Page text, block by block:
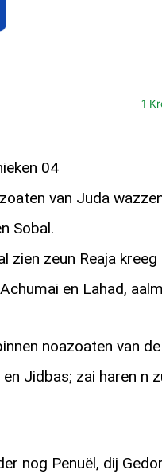
1
04
van Juda
Sobal.
zien zeun Reaja
en Lahad,
noazoaten van
Jidbas; zai haren n
nog Penuël, dij